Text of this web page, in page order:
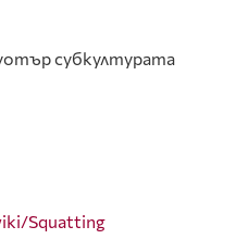
субкултурата
Squatting